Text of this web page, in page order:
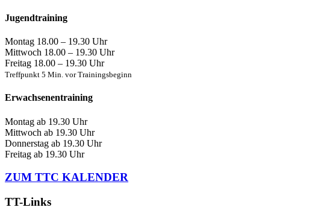
Jugendtraining
Montag 18.00 – 19.30 Uhr
Mittwoch 18.00 – 19.30 Uhr
Freitag 18.00 – 19.30 Uhr
Treffpunkt 5 Min. vor Trainingsbeginn
Erwachsenentraining
Montag ab 19.30 Uhr
Mittwoch ab 19.30 Uhr
Donnerstag ab 19.30 Uhr
Freitag ab 19.30 Uhr
ZUM TTC KALENDER
TT-Links